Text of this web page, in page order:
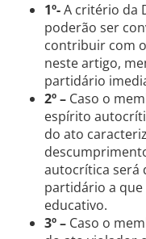
1º-A critério da
poderão ser
contribuir com
neste artigo,
partidário
2º – Caso o
espírito
do ato
autocrítica será
partidário a
educativo.
3º – Caso o